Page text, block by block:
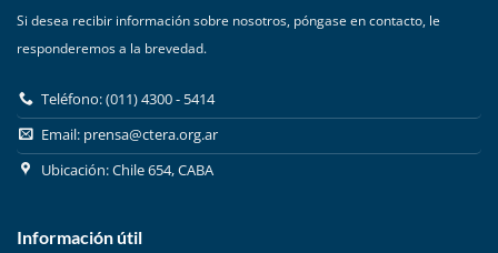
Si desea recibir información sobre nosotros, póngase en contacto, le
responderemos a la brevedad.
Teléfono: (011) 4300 - 5414
Email: prensa@ctera.org.ar
Ubicación: Chile 654, CABA
Información útil